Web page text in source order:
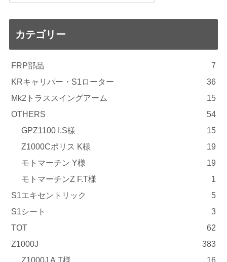
カテゴリー
FRP部品
7
KRキャリパー・S1ローター
36
Mk2トラススイングアーム
15
OTHERS
54
GPZ1100 I.S様
15
Z1000Cポリス K様
19
モトマーチン Y様
19
モトマーチンZ F.T様
1
S1エキセントリック
5
S1シート
3
TOT
62
Z1000J
383
Z1000J A.T様
16